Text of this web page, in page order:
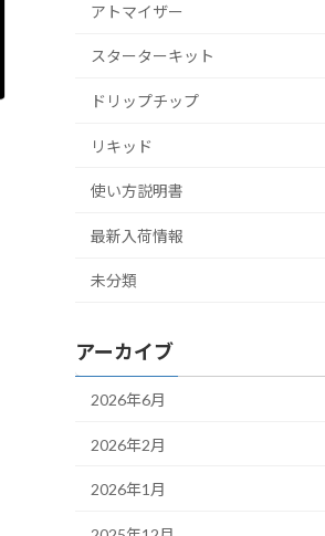
アトマイザー
スターターキット
ドリップチップ
リキッド
使い方説明書
最新入荷情報
未分類
アーカイブ
2026年6月
2026年2月
2026年1月